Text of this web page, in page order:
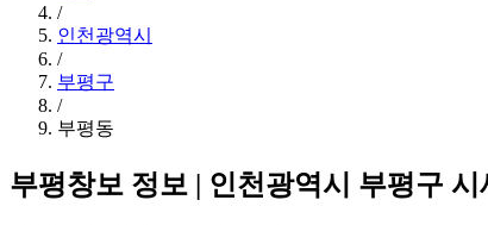
/
인천광역시
/
부평구
/
부평동
부평창보 정보 | 인천광역시 부평구 시